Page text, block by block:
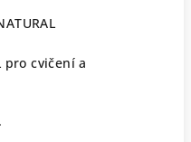
pro cvičení a